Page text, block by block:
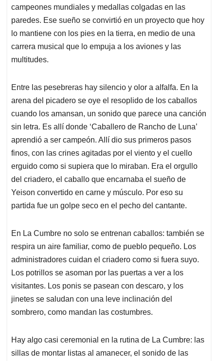
campeones mundiales y medallas colgadas en las
paredes. Ese sueño se convirtió en un proyecto que hoy
lo mantiene con los pies en la tierra, en medio de una
carrera musical que lo empuja a los aviones y las
multitudes.
Entre las pesebreras hay silencio y olor a alfalfa. En la
arena del picadero se oye el resoplido de los caballos
cuando los amansan, un sonido que parece una canción
sin letra. Es allí donde ‘Caballero de Rancho de Luna’
aprendió a ser campeón. Allí dio sus primeros pasos
finos, con las crines agitadas por el viento y el cuello
erguido como si supiera que lo miraban. Era el orgullo
del criadero, el caballo que encarnaba el sueño de
Yeison convertido en carne y músculo. Por eso su
partida fue un golpe seco en el pecho del cantante.
En La Cumbre no solo se entrenan caballos: también se
respira un aire familiar, como de pueblo pequeño. Los
administradores cuidan el criadero como si fuera suyo.
Los potrillos se asoman por las puertas a ver a los
visitantes. Los ponis se pasean con descaro, y los
jinetes se saludan con una leve inclinación del
sombrero, como mandan las costumbres.
Hay algo casi ceremonial en la rutina de La Cumbre: las
sillas de montar listas al amanecer, el sonido de las